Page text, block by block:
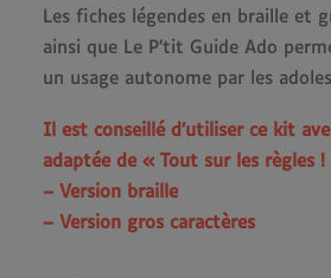
Les fiches légendes en braille et
ainsi que Le P’tit Guide Ado
un usage autonome par les
Il est conseillé d’utiliser ce kit
adaptée de « Tout sur les règles !
– Version braille
– Version gros caractères